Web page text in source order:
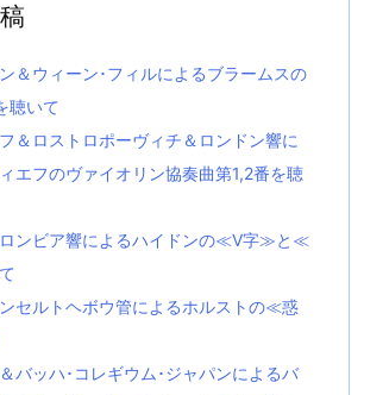
＆ウィーン･フィルによるブラームスの
聴いて
＆ロストロポーヴィチ＆ロンドン響に
エフのヴァイオリン協奏曲第1,2番を聴
ロンビア響によるハイドンの≪V字≫と≪
セルトヘボウ管によるホルストの≪惑
バッハ･コレギウム･ジャパンによるバ